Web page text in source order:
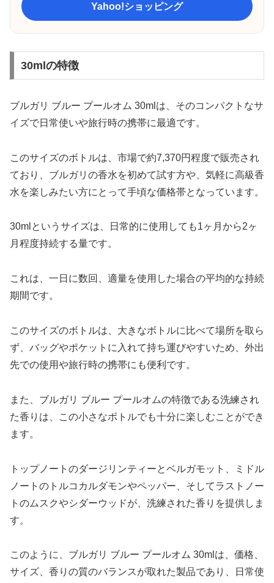
Yahoo!ショッピング
30mlの特徴
ブルガリ ブルー プールオム 30mlは、そのコンパクトなサ
イズで日常使いや旅行時の携帯に最適です。
このサイズのボトルは、市場で約7,370円程度で販売され
ており、ブルガリの香水を初めて試す方や、気軽に高級香
水を楽しみたい方にとって手頃な価格帯となっています。
30mlというサイズは、日常的に使用しても1ヶ月から2ヶ
月程度持続する量です。
これは、一日に数回、適量を使用した場合の平均的な持続
期間です。
このサイズのボトルは、大きなボトルに比べて場所を取ら
ず、バッグやポケットに入れて持ち運びやすいため、外出
先での使用や旅行時の携帯にも便利です。
また、ブルガリ ブルー プールオムの特徴である洗練され
た香りは、この小さなボトルでも十分に楽しむことができ
ます。
トップノートのダージリンティーとベルガモット、ミドル
ノートのトルコカルダモンやペッパー、そしてラストノー
トのムスクやシダーウッドが、洗練された香りを提供しま
す。
このように、ブルガリ ブルー プールオム 30mlは、価格、
サイズ、香りの質のバランスが取れた製品であり、日常使